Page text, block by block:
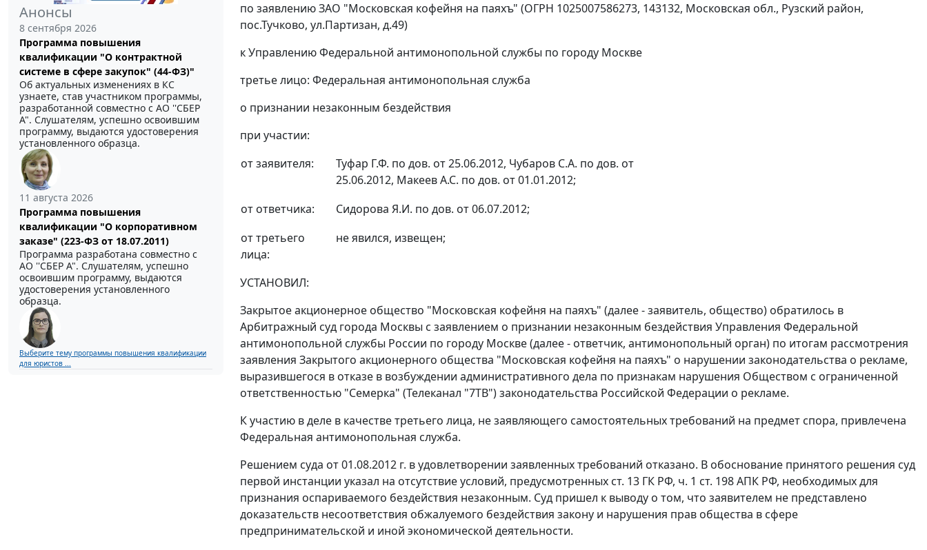
Анонсы
8 сентября 2026
Программа повышения
квалификации "О контрактной
системе в сфере закупок" (44-ФЗ)"
Об актуальных изменениях в КС
узнаете, став участником программы,
разработанной совместно с АО ''СБЕР
А". Слушателям, успешно освоившим
программу, выдаются удостоверения
установленного образца.
11 августа 2026
Программа повышения
квалификации "О корпоративном
заказе" (223-ФЗ от 18.07.2011)
Программа разработана совместно с
АО ''СБЕР А". Слушателям, успешно
освоившим программу, выдаются
удостоверения установленного
образца.
Выберите тему программы повышения квалификации
для юристов ...
по заявлению ЗАО "Московская кофейня на паяхъ" (ОГРН 1025007586273, 143132, Московская обл., Рузский район,
пос.Тучково, ул.Партизан, д.49)
к Управлению Федеральной антимонопольной службы по городу Москве
третье лицо: Федеральная антимонопольная служба
о признании незаконным бездействия
при участии:
от заявителя:
Туфар Г.Ф. по дов. от 25.06.2012, Чубаров С.А. по дов. от
25.06.2012, Макеев А.С. по дов. от 01.01.2012;
от ответчика:
Сидорова Я.И. по дов. от 06.07.2012;
от третьего
лица:
не явился, извещен;
УСТАНОВИЛ:
Закрытое акционерное общество "Московская кофейня на паяхъ" (далее - заявитель, общество) обратилось в
Арбитражный суд города Москвы с заявлением о признании незаконным бездействия Управления Федеральной
антимонопольной службы России по городу Москве (далее - ответчик, антимонопольный орган) по итогам рассмотрения
заявления Закрытого акционерного общества "Московская кофейня на паяхъ" о нарушении законодательства о рекламе,
выразившегося в отказе в возбуждении административного дела по признакам нарушения Обществом с ограниченной
ответственностью "Семерка" (Телеканал "7ТВ") законодательства Российской Федерации о рекламе.
К участию в деле в качестве третьего лица, не заявляющего самостоятельных требований на предмет спора, привлечена
Федеральная антимонопольная служба.
Решением суда от 01.08.2012 г. в удовлетворении заявленных требований отказано. В обоснование принятого решения суд
первой инстанции указал на отсутствие условий, предусмотренных ст. 13 ГК РФ, ч. 1 ст. 198АПК РФ, необходимых для
признания оспариваемого бездействия незаконным. Суд пришел к выводу о том, что заявителем не представлено
доказательств несоответствия обжалуемого бездействия закону и нарушения прав общества в сфере
предпринимательской и иной экономической деятельности.